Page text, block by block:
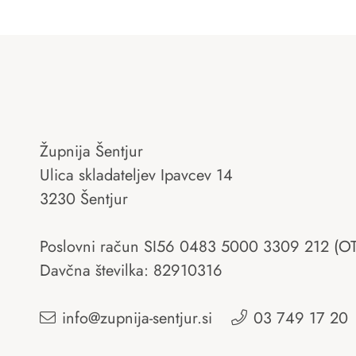
Župnija Šentjur
Ulica skladateljev Ipavcev 14
3230 Šentjur
Poslovni račun SI56 0483 5000 3309 212
Davčna številka: 82910316
info@zupnija-sentjur.si 03 749 17 20